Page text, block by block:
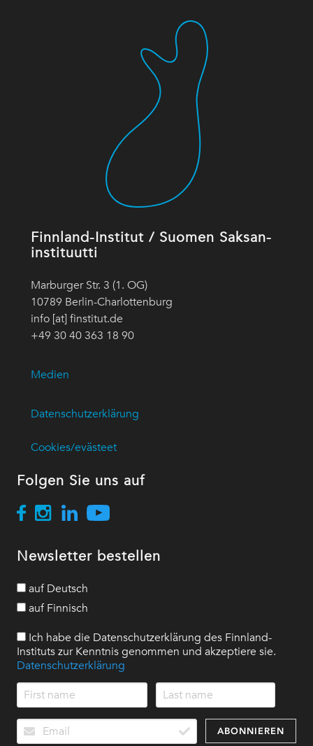
Finnland-Institut / Suomen Saksan-
instituutti
Marburger Str. 3 (1. OG)
10789 Berlin-Charlottenburg
info [at] finstitut.de
+49 30 40 363 18 90
Medien
Datenschutzerklärung
Cookies/evästeet
Folgen Sie uns auf
Newsletter bestellen
auf Deutsch
auf Finnisch
Ich habe die Datenschutzerklärung des Finnland-
Instituts zur Kenntnis genommen und akzeptiere sie.
Datenschutzerklärung
ABONNIEREN